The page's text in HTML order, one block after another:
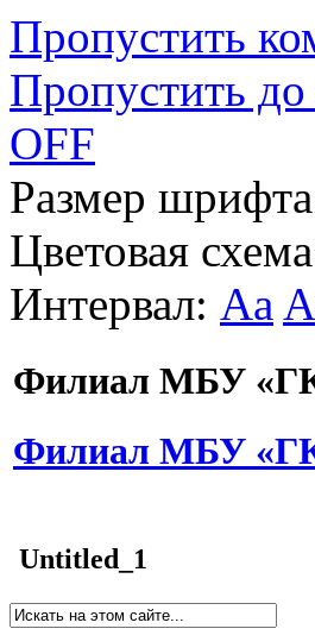
Пропустить
Пропустить до
OFF
Размер
Цветовая
Интервал: Aa
Филиал МБУ
Филиал МБУ
Untitled_1